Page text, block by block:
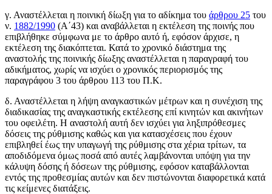
γ. Αναστέλλεται η ποινική δίωξη για το αδίκημα του άρθρου 25 του
ν. 1882/1990 (Α΄43) και αναβάλλεται η εκτέλεση της ποινής που
επιβλήθηκε σύμφωνα με το άρθρο αυτό ή, εφόσον άρχισε, η
εκτέλεση της διακόπτεται. Κατά το χρονικό διάστημα της
αναστολής της ποινικής δίωξης αναστέλλεται η παραγραφή του
αδικήματος, χωρίς να ισχύει ο χρονικός περιορισμός της
παραγράφου 3 του άρθρου 113 του Π.Κ.
δ. Αναστέλλεται η λήψη αναγκαστικών μέτρων και η συνέχιση της
διαδικασίας της αναγκαστικής εκτέλεσης επί κινητών και ακινήτων
του οφειλέτη. Η αναστολή αυτή δεν ισχύει για ληξιπρόθεσμες
δόσεις της ρύθμισης καθώς και για κατασχέσεις που έχουν
επιβληθεί έως την υπαγωγή της ρύθμισης στα χέρια τρίτων, τα
αποδιδόμενα όμως ποσά από αυτές λαμβάνονται υπόψη για την
κάλυψη δόσης ή δόσεων της ρύθμισης, εφόσον καταβάλλονται
εντός της προθεσμίας αυτών και δεν πιστώνονται διαφορετικά κατά
τις κείμενες διατάξεις.